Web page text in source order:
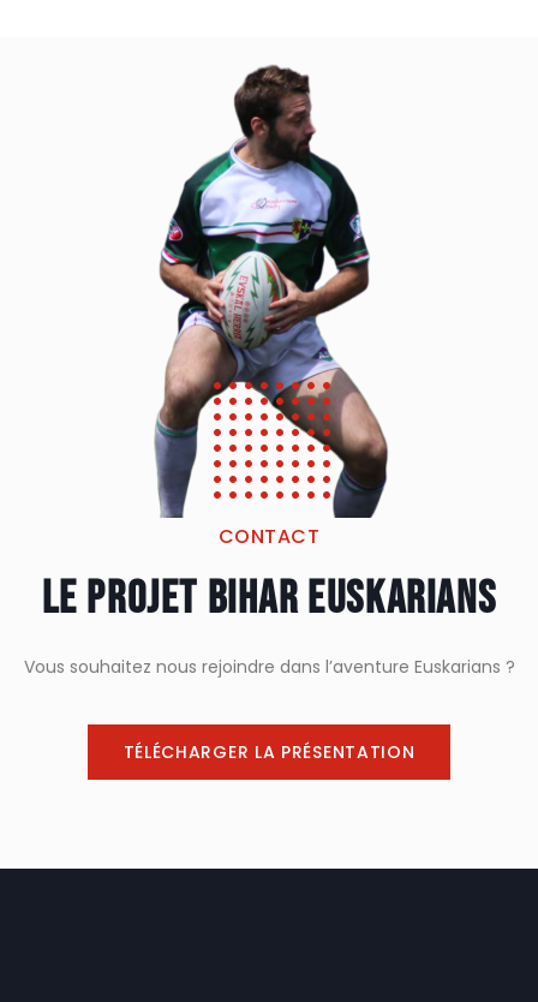
CONTACT
Le projet Bihar euskarians
Vous souhaitez nous rejoindre dans l’aventure Euskarians ?
TÉLÉCHARGER LA PRÉSENTATION